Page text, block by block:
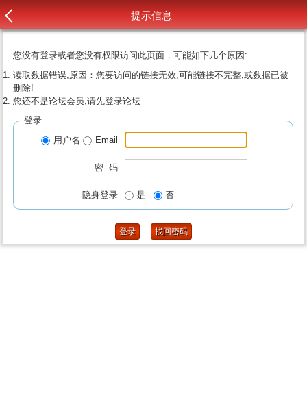
提示信息
您没有登录或者您没有权限访问此页面，可能如下几个原因:
读取数据错误,原因：您要访问的链接无效,可能链接不完整,或数据已被
删除!
您还不是论坛会员,请先登录论坛
登录
用户名
Email
密 码
隐身登录 是 否